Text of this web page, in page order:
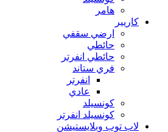
هامر
كاريير
ارضي سقفي
حائطي
حائطي انفرتر
فري ستاند
انفرتر
عادي
كونسيلد
كونسيلد انفرتر
لاب توب وبلايستيشن